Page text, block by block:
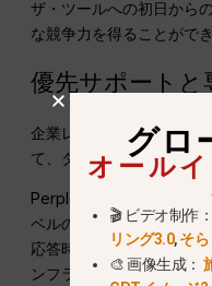
ザ・ツールへの初日から
な競争力を得ることがで
優先サポートと
企業レベルの仕事を
て、ダウンタイムは容認
Perplexity Maxは、すべ
ベルのサポートを提供し
応答時間の大幅な短縮、
ンフラ、優先的なケース
グロ
オール
🎬 ビデオ制作
リング3.0,そら
🎨 画像生成：